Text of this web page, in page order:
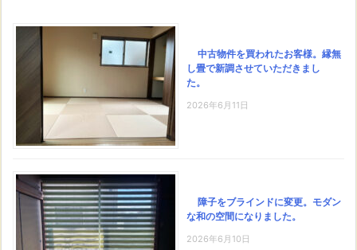
中古物件を買われたお客様。縁無
し畳で新調させていただきまし
た。
2026年6月11日
障子をブラインドに変更。モダン
な和の空間になりました。
2026年6月10日